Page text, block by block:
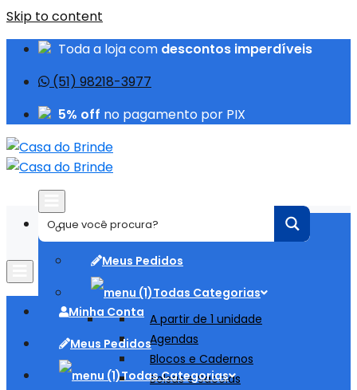
Skip to content
Toda a loja com descontos imperdíveis
(51) 98218-3977
5% off no pagamento por PIX
Minha Conta
Meus Pedidos
Todas Categorias
A partir de 1 unidade
Agendas
Blocos e Cadernos
Bolsas e Sacolas
Minha Conta
Meus Pedidos
Todas Categorias